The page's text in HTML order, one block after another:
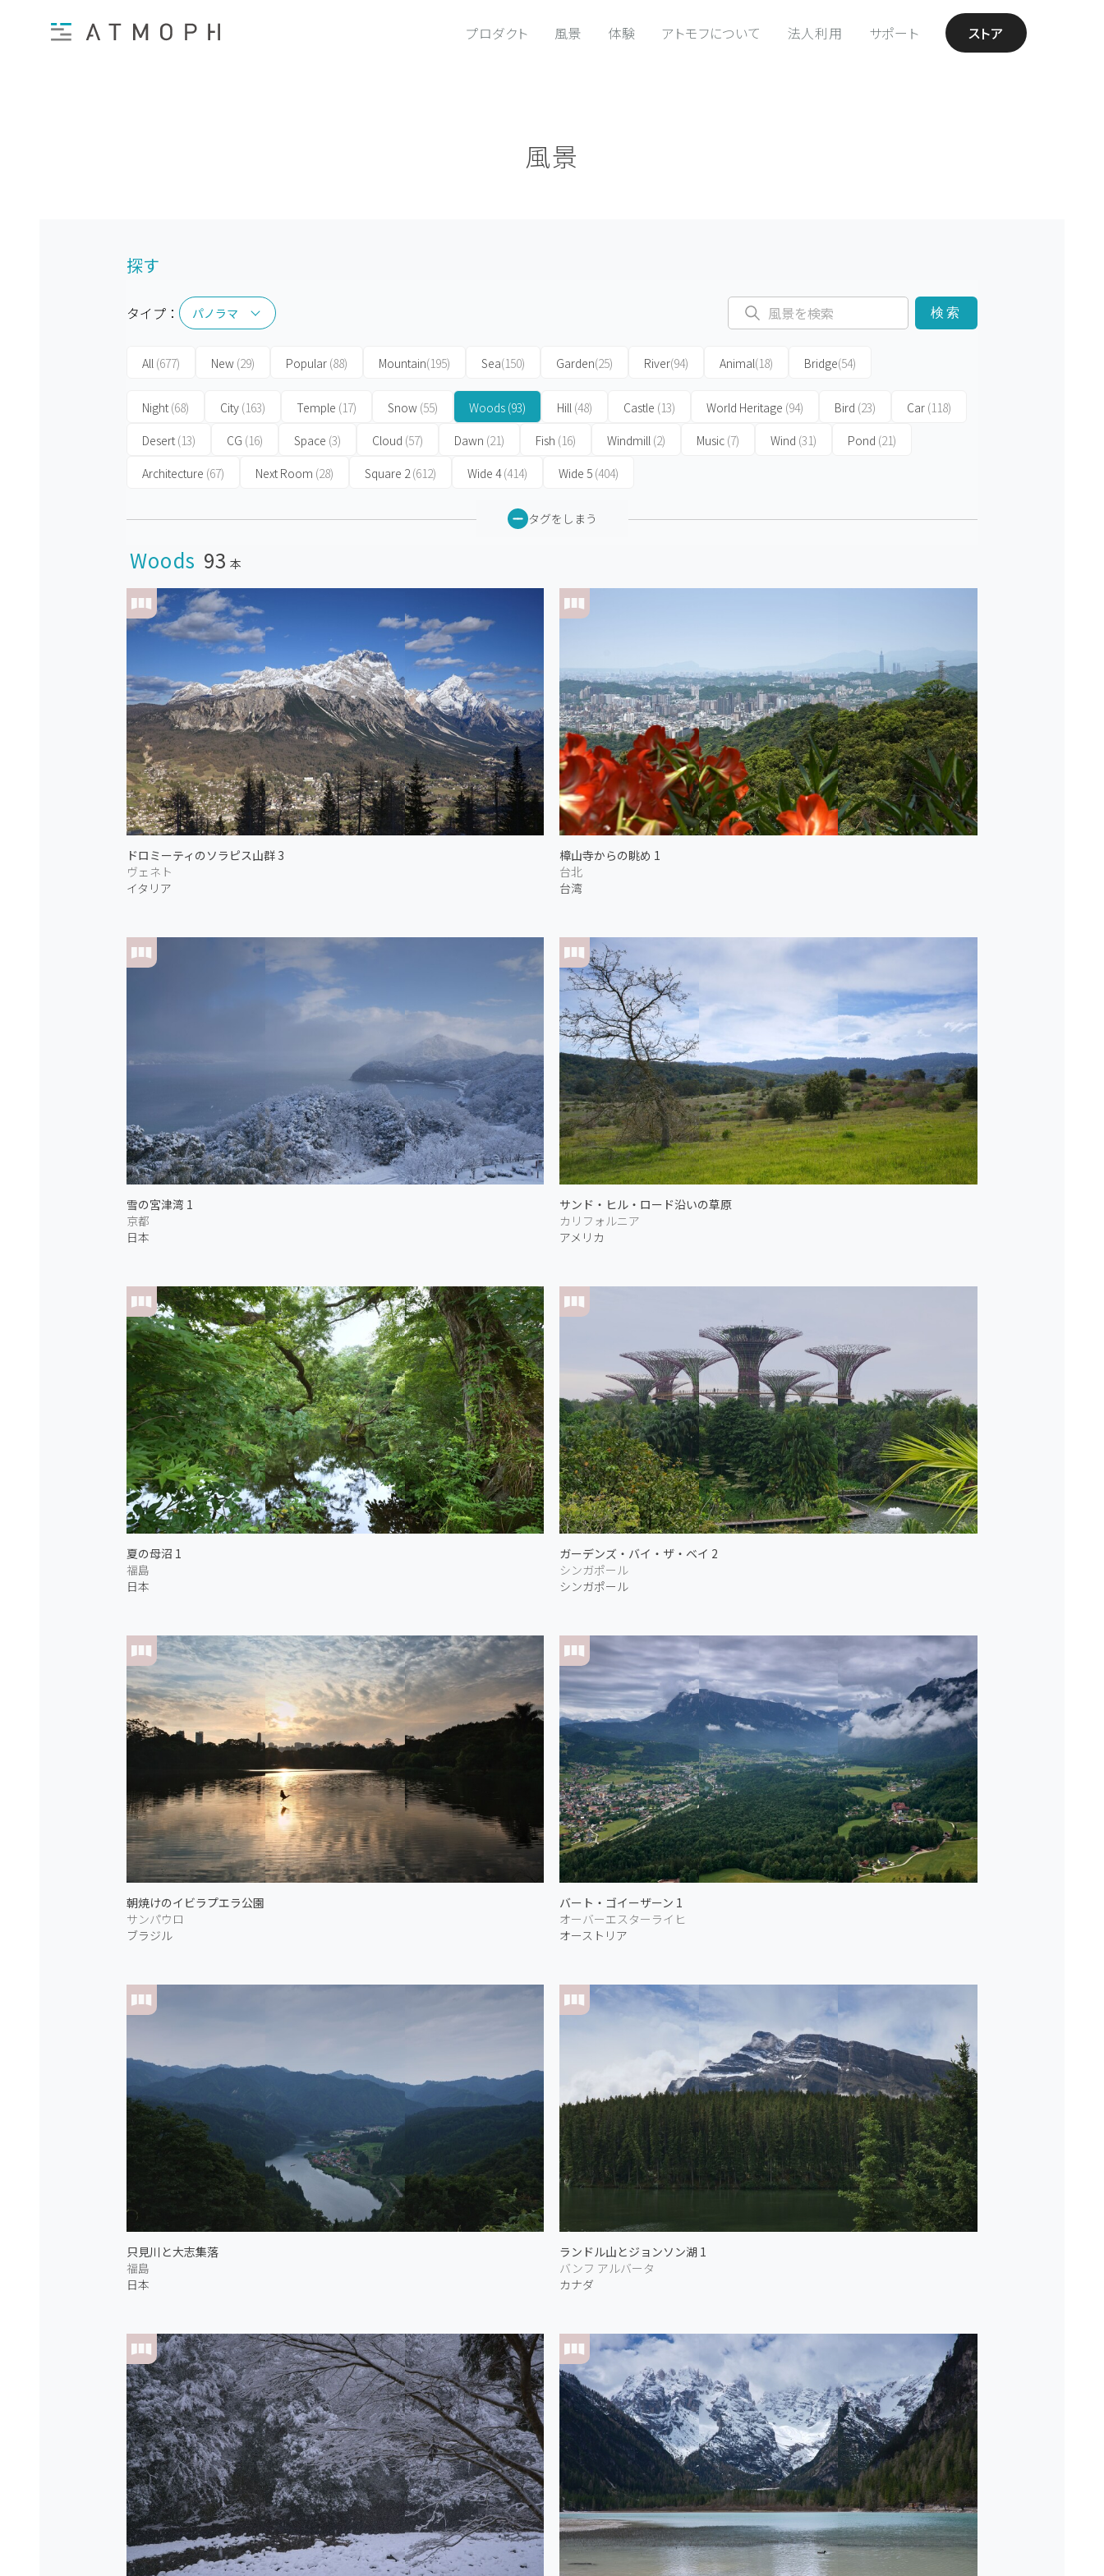
プロダクト 風景 体験 アトモフについて 法人利用 サポート ストア
風景
探す
タイプ： パノラマ
パノラマ 検索
All (677) New (29) Popular (88) Mountain(195) Sea(150) Garden(25) River(94) Animal(18) Bridge(54)
Night(68) City (163) Temple (17) Snow (55) Woods (93) Hill (48) Castle (13) World Heritage (94) Bird (23) Car (118)
Desert(13) CG (16) Space (3) Cloud (57) Dawn (21) Fish (16) Windmill (2) Music (7) Wind (31) Pond (21)
Architecture (67) Next Room (28) Square 2(612) Wide 4(414) Wide 5 (404)
タグをしまう
Woods 93 本
ドロミーティのソラピス山群 3
ヴェネト
イタリア
樟山寺からの眺め 1
台北
台湾
雪の宮津湾 1
京都
日本
サンド・ヒル・ロード沿いの草原
カリフォルニア
アメリカ
夏の母沼 1
福島
日本
ガーデンズ・バイ・ザ・ベイ 2
シンガポール
シンガポール
朝焼けのイビラプエラ公園
サンパウロ
ブラジル
バート・ゴイーザーン 1
オーバーエスターライヒ
オーストリア
只見川と大志集落
福島
日本
ランドル山とジョンソン湖 1
バンフ アルバータ
カナダ